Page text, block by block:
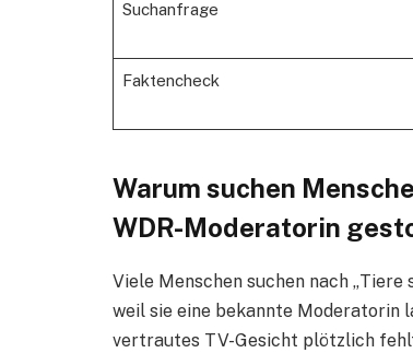
Suchanfrage
Faktencheck
Warum suchen
WDR-Moderatorin
Viele Menschen suchen nach
weil sie eine bekannte Moderatorin
vertrautes TV-Gesicht plötzlich